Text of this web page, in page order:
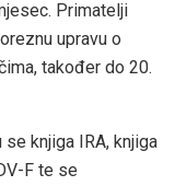
Primatelji
upravu o
također do 20.
se knjiga IRA, knjiga
F te se